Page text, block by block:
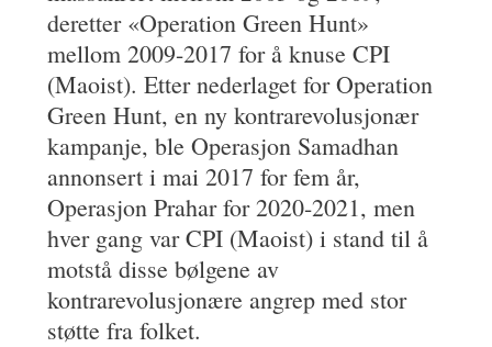
deretter «Operation Green Hunt»
mellom 2009-2017 for å knuse CPI
(Maoist). Etter nederlaget for Operation
Green Hunt, en ny kontrarevolusjonær
kampanje, ble Operasjon Samadhan
annonsert i mai 2017 for fem år,
Operasjon Prahar for 2020-2021, men
hver gang var CPI (Maoist) i stand til å
motstå disse bølgene av
kontrarevolusjonære angrep med stor
støtte fra folket.